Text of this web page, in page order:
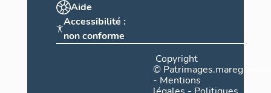
Aide
Accessibilité :
non conforme
Copyright
©
- Mentions